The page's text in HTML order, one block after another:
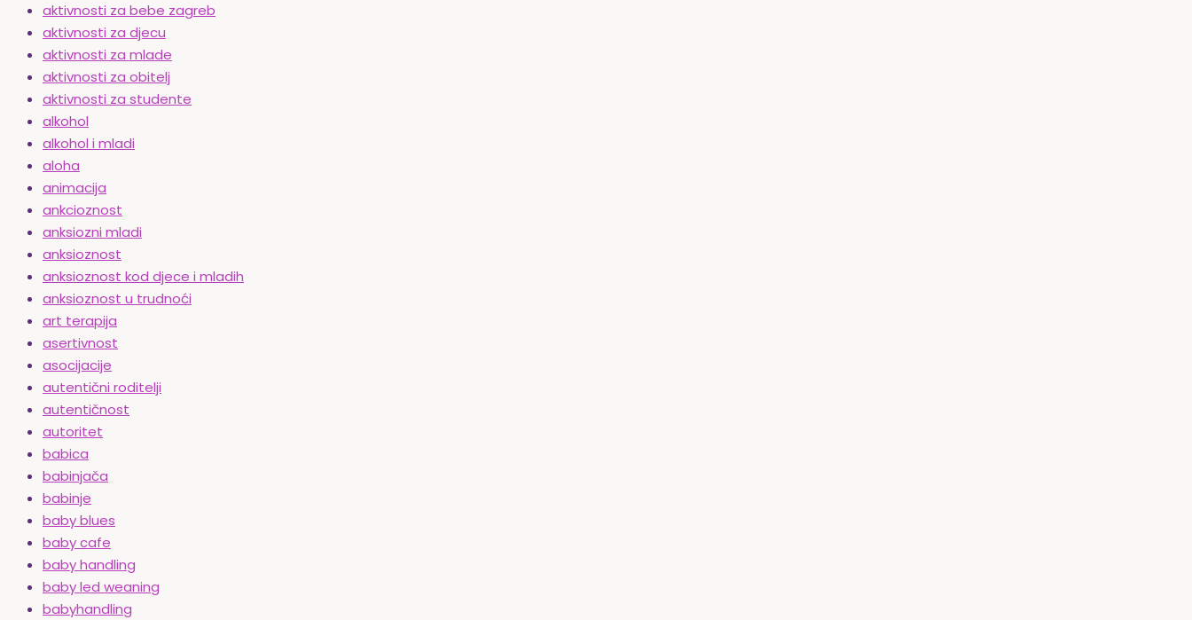
aktivnosti za bebe zagreb
aktivnosti za djecu
aktivnosti za mlade
aktivnosti za obitelj
aktivnosti za studente
alkohol
alkohol i mladi
aloha
animacija
ankcioznost
anksiozni mladi
anksioznost
anksioznost kod djece i mladih
anksioznost u trudnoći
art terapija
asertivnost
asocijacije
autentični roditelji
autentičnost
autoritet
babica
babinjača
babinje
baby blues
baby cafe
baby handling
baby led weaning
babyhandling